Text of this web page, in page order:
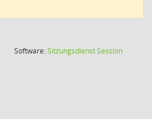
Software:SitzungsdienstSession(Wird in